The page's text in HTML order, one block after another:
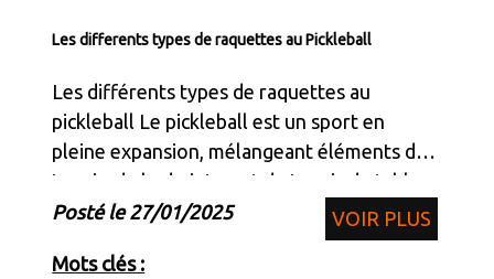
Les differents types de raquettes au Pickleball
Les différents types de raquettes au
pickleball Le pickleball est un sport en
pleine expansion, mélangeant éléments de
tennis, de badminton et de tennis de table.
Un des équipements clés pour bien jouer
Posté le 27/01/2025 VOIR PLUS
Mots clés :